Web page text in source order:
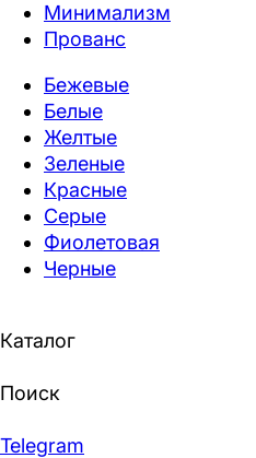
Минимализм
Прованс
Бежевые
Белые
Желтые
Зеленые
Красные
Серые
Фиолетовая
Черные
Каталог
Поиск
Telegram